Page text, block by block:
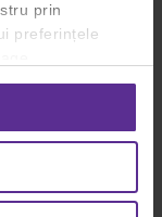
prin
preferințele
către